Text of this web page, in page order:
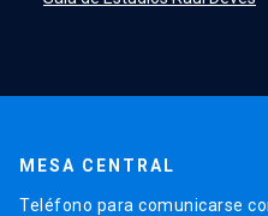
MESA CENTRAL
Teléfono para comunicarse